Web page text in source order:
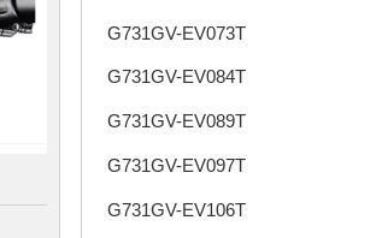
G731GV-EV073T
G731GV-EV084T
G731GV-EV089T
G731GV-EV097T
G731GV-EV106T